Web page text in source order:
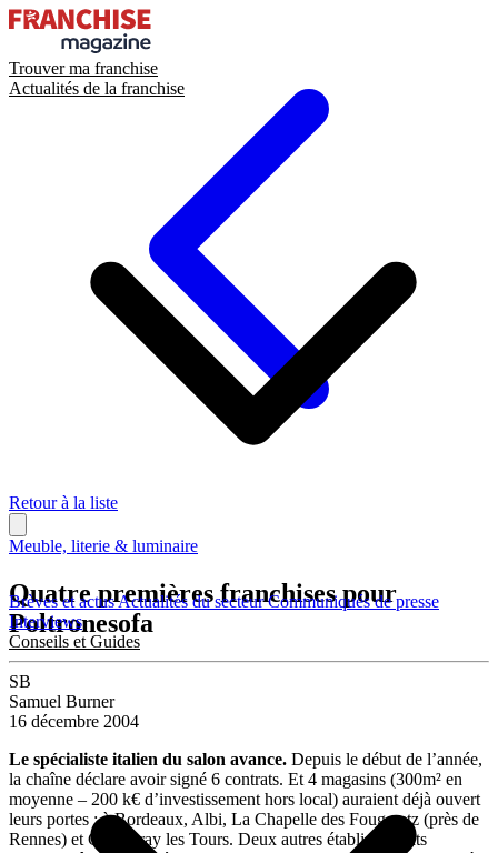
Trouver ma franchise
Actualités de la franchise
Brèves et actusActualités du secteurCommuniqués de presse
Interviews
Conseils et Guides
Retour à la liste
Meuble, literie & luminaire
Quatre premières franchises pour
Poltronesofa
SB
Samuel Burner
16 décembre 2004
Le spécialiste italien du salon avance. Depuis le début de l’année,
la chaîne déclare avoir signé 6 contrats. Et 4 magasins (300m² en
moyenne – 200 k€ d’investissement hors local) auraient déjà ouvert
leurs portes : à Bordeaux, Albi, La Chapelle des Fougeretz (près de
Rennes) et Chambray les Tours. Deux autres établissements